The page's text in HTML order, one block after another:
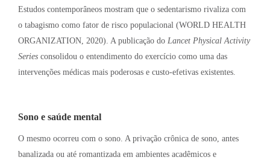
Estudos contemporâneos mostram que o sedentarismo rivaliza com
o tabagismo como fator de risco populacional (WORLD HEALTH
ORGANIZATION, 2020). A publicação do Lancet Physical Activity
Series consolidou o entendimento do exercício como uma das
intervenções médicas mais poderosas e custo-efetivas existentes.
Sono e saúde mental
O mesmo ocorreu com o sono. A privação crônica de sono, antes
banalizada ou até romantizada em ambientes acadêmicos e